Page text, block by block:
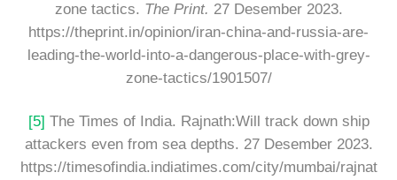
zone tactics. The Print. 27 Desember 2023.
https://theprint.in/opinion/iran-china-and-russia-are-
leading-the-world-into-a-dangerous-place-with-grey-
zone-tactics/1901507/
[5] The Times of India. Rajnath:Will track down ship
attackers even from sea depths. 27 Desember 2023.
https://timesofindia.indiatimes.com/city/mumbai/rajnat